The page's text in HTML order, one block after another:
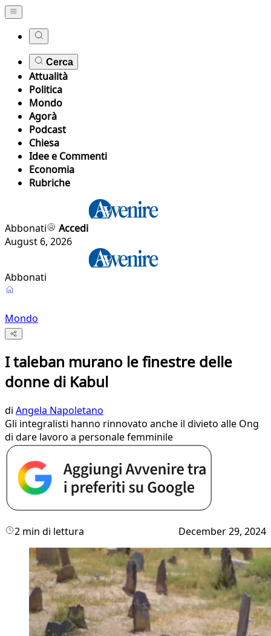
Cerca
Attualità
Politica
Mondo
Agorà
Podcast
Chiesa
Idee e Commenti
Economia
Rubriche
Abbonati
Accedi
August 6, 2026
Abbonati
Mondo
I taleban murano le finestre delle
donne di Kabul
di Angela Napoletano
Gli integralisti hanno rinnovato anche il divieto alle Ong
di dare lavoro a personale femminile
2 min di lettura December 29, 2024